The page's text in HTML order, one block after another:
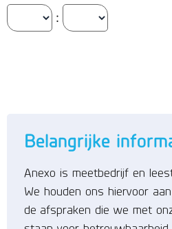
:
Belangrijke
Anexo is meetbedrijf en
We houden ons hiervoor
de afspraken die we met